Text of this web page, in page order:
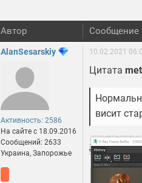
Автор Сообщение
AlanSesarskiy
Активность: 2586
На сайте c 18.09.2016
Сообщений: 2633
Украина, Запорожье
10.02.2021
Цитата
висит